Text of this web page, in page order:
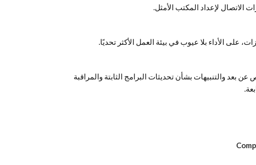
الاتصال لإعداد المكتب الأمثل.
على الأداء بلا عيوب في بيئة العمل الأكثر تحديًا.
والتنبيهات بشأن تحديثات البرامج الثابتة والمراقبة